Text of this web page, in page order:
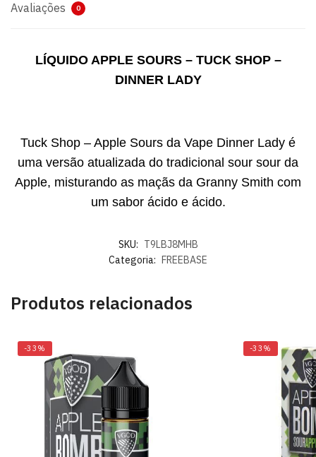
Avaliações 0
LÍQUIDO APPLE SOURS – TUCK SHOP –
DINNER LADY
Tuck Shop – Apple Sours da Vape Dinner Lady é
uma versão atualizada do tradicional sour sour da
Apple, misturando as maçãs da Granny Smith com
um sabor ácido e ácido.
SKU: T9LBJ8MHB
Categoria: FREEBASE
Produtos relacionados
-33% -33%